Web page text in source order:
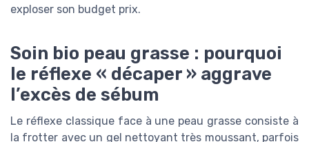
exploser son budget prix.
Soin bio peau grasse : pourquoi
le réflexe « décaper » aggrave
l’excès de sébum
Le réflexe classique face à une peau grasse consiste à
la frotter avec un gel nettoyant très moussant, parfois